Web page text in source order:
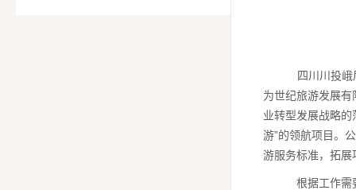
四川川投
为世纪旅游发展
业转型发展战略的
游”的领航项目。
游服务标准，拓展
根据工作需